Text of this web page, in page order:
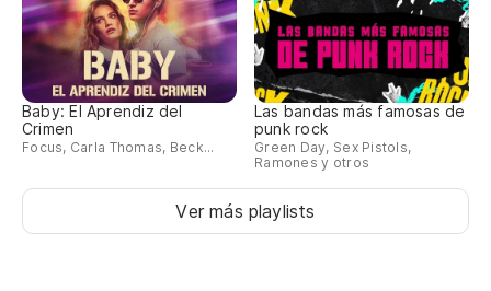
Baby: El Aprendiz del
Crimen
Focus, Carla Thomas, Beck...
Las bandas más famosas de
punk rock
Green Day, Sex Pistols,
Ramones y otros
Ver más playlists